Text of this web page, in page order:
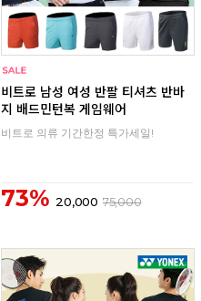
비트로 남성 여성 반팔 티셔츠 반바
지 배드민턴복 게임웨어
비트로 의류 기간한정 특가세일!
73% 20,000 75,000